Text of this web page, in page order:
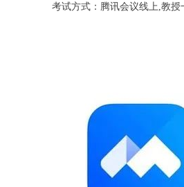
考试方式：腾讯会议线上,教